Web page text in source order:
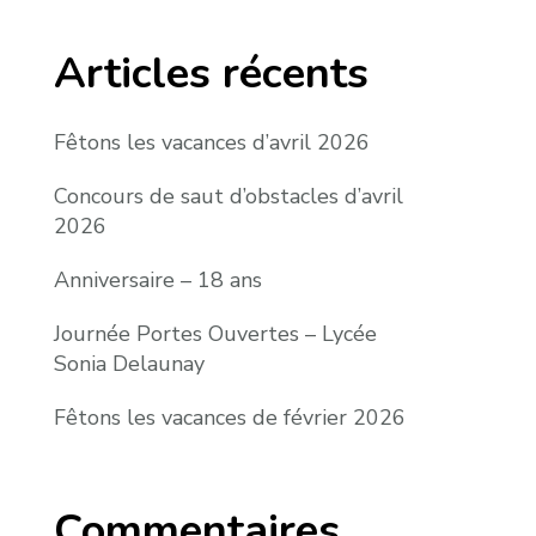
Articles récents
Fêtons les vacances d’avril 2026
Concours de saut d’obstacles d’avril
2026
Anniversaire – 18 ans
Journée Portes Ouvertes – Lycée
Sonia Delaunay
Fêtons les vacances de février 2026